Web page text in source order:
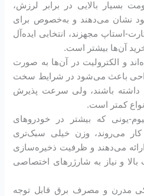
بسیار بالایی در برابر لرزش،
نشان می‌دهند و به‌خصوص برای
استاپ مجهزند، انتخابی ایده‌آل
آن‌ها بیشتر است.
و الکترولیت در آن‌ها به صورت
باعث می‌شود در شرایط سخت
داشته باشند، ولی سرعت پذیرش
کمتر است.
یونی که بیشتر در خودروهای
کار می‌روند، وزن خیلی سبک‌تری
می‌دهند و ظرفیت ذخیره‌سازی
بالا و نیاز به شارژرهای اختصاصی
مدرن و مصرف برق قابل توجه